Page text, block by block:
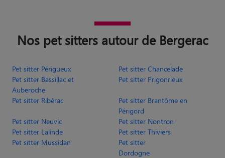
Nos pet sitters autour de Bergerac
Pet sitter Périgueux
Pet sitter Chancelade
Pet sitter Bassillac et
Auberoche
Pet sitter Prigonrieux
Pet sitter Ribérac
Pet sitter Brantôme en
Périgord
Pet sitter Neuvic
Pet sitter Nontron
Pet sitter Lalinde
Pet sitter Thiviers
Pet sitter Mussidan
Pet sitter
Dordogne